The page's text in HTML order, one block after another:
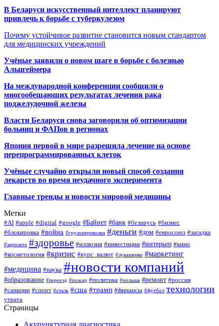
В Беларуси искусственный интеллект планируют
привлечь к борьбе с туберкулезом
Почему устойчивое развитие становится новым стандартом
для медицинских учреждений
Учёные заявили о новом шаге в борьбе с болезнью
Альцгеймера
На международной конференции сообщили о
многообещающих результатах лечения рака
поджелудочной железы
Власти Беларуси снова заговорили об оптимизации
больниц и ФАПов в регионах
Япония первой в мире разрешила лечение на основе
перепрограммированных клеток
Учёные случайно открыли новый способ создания
лекарств во время неудачного эксперимента
Главные тренды и новости мировой медицины
Метки
#AI #apple #digital #google #Байнет #банк #беларусь #бизнес
#блокировка #война #грузоперевозки #деньги #дом #евросоюз #загадка
#зарплата #здоровье #иллюзия #инвестиции #интерьер #кино
#косметология #кризис #курс_валют #лукашенко #маркетинг
#медицина #наука #новости компаний
#образование #переезд #пожар #политика #польша #ремонт #россия
#санкции #спорт #сталь #сша #трамп #финансы #футбол технологии
утрата
Страницы
Акупунктурная диагностика